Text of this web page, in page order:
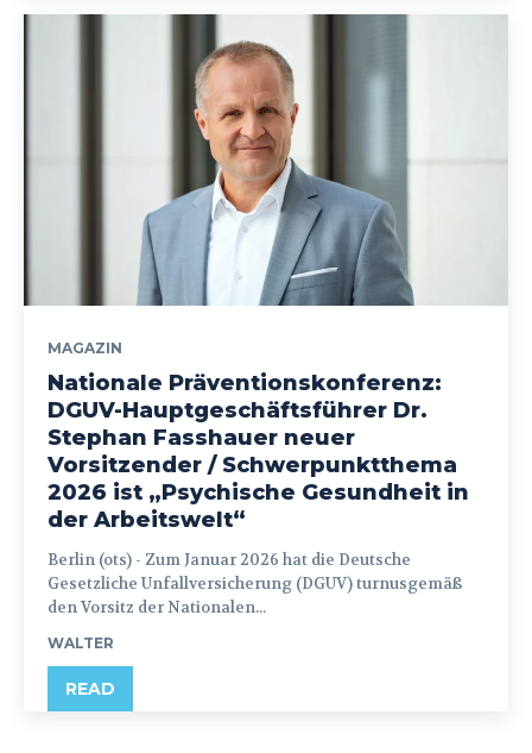
MAGAZIN
Nationale Präventionskonferenz:
DGUV-Hauptgeschäftsführer Dr.
Stephan Fasshauer neuer
Vorsitzender / Schwerpunktthema
2026 ist „Psychische Gesundheit in
der Arbeitswelt“
Berlin (ots) - Zum Januar 2026 hat die Deutsche
Gesetzliche Unfallversicherung (DGUV) turnusgemäß
den Vorsitz der Nationalen...
WALTER
READ